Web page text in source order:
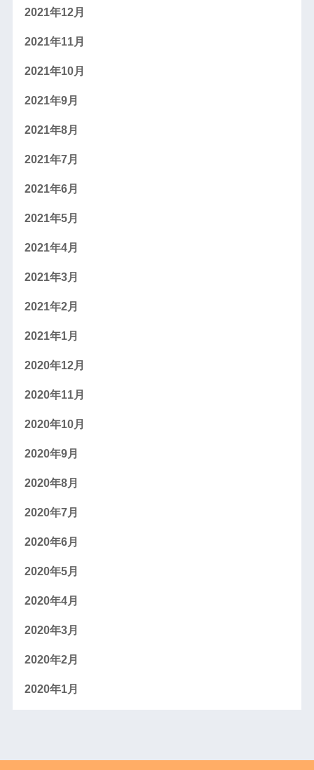
2021年12月
2021年11月
2021年10月
2021年9月
2021年8月
2021年7月
2021年6月
2021年5月
2021年4月
2021年3月
2021年2月
2021年1月
2020年12月
2020年11月
2020年10月
2020年9月
2020年8月
2020年7月
2020年6月
2020年5月
2020年4月
2020年3月
2020年2月
2020年1月